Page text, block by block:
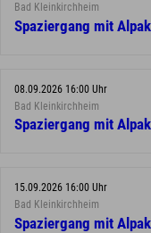
Bad Kleinkirchheim
Spaziergang mit
08.09.2026 16:00 Uhr
Bad Kleinkirchheim
Spaziergang mit
15.09.2026 16:00 Uhr
Bad Kleinkirchheim
Spaziergang mit